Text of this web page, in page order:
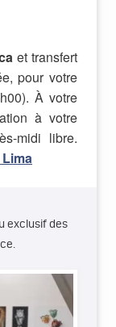
et transfert
pour votre
À votre
à votre
midi libre.
exclusif des